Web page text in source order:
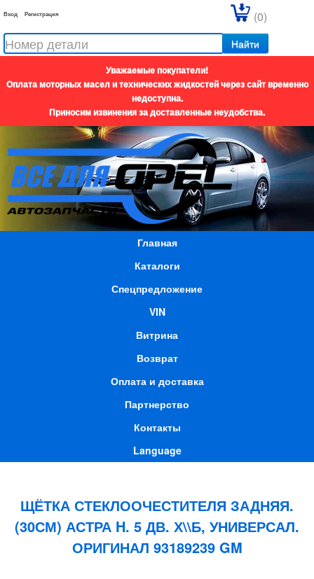
Вход Регистрация
Найти
(0)
Уважаемые покупатели!
Оплата моторных масел и технических жидкостей через сайт временно
недоступна.
Приносим извинения за доставленные неудобства.
Главная
Каталоги
Спецпредложение
VIN
Витрина
Возврат
Оплата и доставка
Партнерство
Контакты
Language
ЩЁТКА СТЕКЛООЧЕСТИТЕЛЯ ЗАДНЯЯ.
(30СМ) АСТРА H. 5 ДВ. Х\\Б, УНИВЕРСАЛ.
ОРИГИНАЛ 93189239 GM